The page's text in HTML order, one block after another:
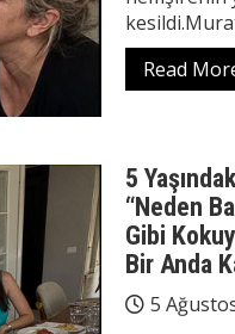
Read
5
“Neden
Gibi
Bir Anda
5